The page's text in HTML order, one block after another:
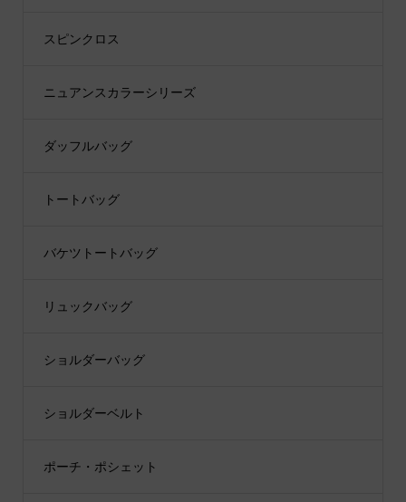
スピンクロス
ニュアンスカラーシリーズ
ダッフルバッグ
トートバッグ
バケツトートバッグ
リュックバッグ
ショルダーバッグ
ショルダーベルト
ポーチ・ポシェット